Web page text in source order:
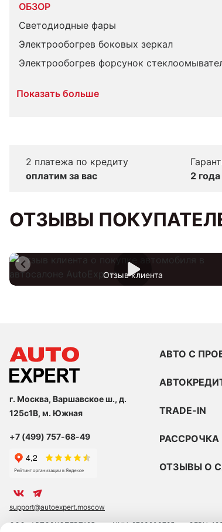
ОБЗОР
Светодиодные фары
Электрообогрев боковых зеркал
Электрообогрев форсунок
Показать больше
2 платежа по кредиту
оплатим за вас
2 года
ОТЗЫВЫ
Отзыв клиента
г. Москва, Варшавское ш., д.
125с1В, м. Южная
+7 (499) 757-68-49
support@autoexpert.moscow
АВТО С
TRADE-IN
РАССРОЧКА
ОТЗЫВЫ О
ООО «АВТОЭКСПЕРТ125» ИНН: 9723203785 ОГРН: